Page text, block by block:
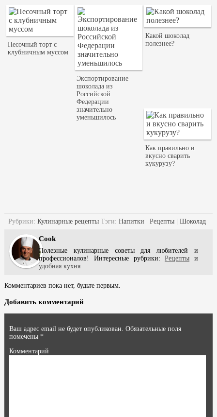
Песочный торт с
клубничным муссом
Экспортирование
шоколада из
Российской
Федерации
значительно
уменьшилось
Какой шоколад
полезнее?
Как правильно и
вкусно сварить
кукурузу?
Рубрики: Кулинарные рецепты Тэги: Напитки Рецепты| Шоколад
Cook
Полезные кулинарные советы для любителей и
профессионалов! Интересные рубрики:Рецепты и
удобная кухня
Комментариев пока нет, будьте первым.
Добавить комментарий
Ваш адрес email не будет опубликован. Обязательные поля
помечены *
Комментарий